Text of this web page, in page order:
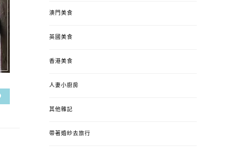
澳門美食
英國美食
香港美食
人妻小廚房
其他雜記
帶著婚紗去旅行